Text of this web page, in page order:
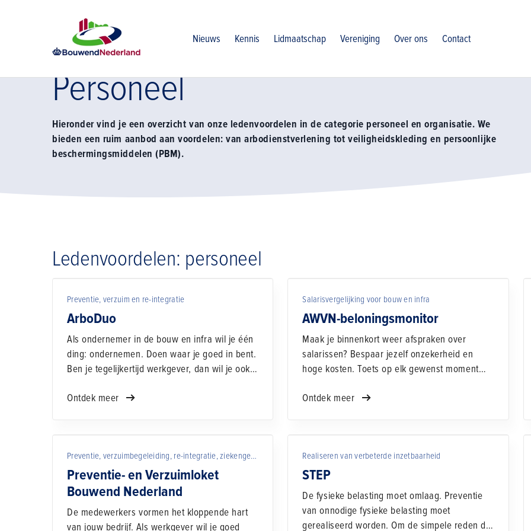
Nieuws Kennis Lidmaatschap Vereniging Over ons Contact
Lidmaatschap
Personeel
Hieronder vind je een overzicht van onze ledenvoordelen in de categorie personeel en organisatie. We
bieden een ruim aanbod aan voordelen: van arbodienstverlening tot veiligheidskleding en persoonlijke
beschermingsmiddelen (PBM).
Ledenvoordelen: personeel
Preventie, verzuim en re-integratie
ArboDuo
Als ondernemer in de bouw en infra wil je één
ding: ondernemen. Doen waar je goed in bent.
Ben je tegelijkertijd werkgever, dan wil je ook
en met plezier aan het werk zijn en blijven.
Ontdek meer
Salarisvergelijking voor bouw en infra
AWVN-beloningsmonitor
Maak je binnenkort weer afspraken over
salarissen? Bespaar jezelf onzekerheid en
hoge kosten. Toets op elk gewenst moment
AWVN-beloningsmonitor.
Ontdek meer
Preventie, verzuimbegeleiding, re-integratie, ziekengeld en zorg
Preventie- en Verzuimloket
Bouwend Nederland
De medewerkers vormen het kloppende hart
van jouw bedrijf. Als werkgever wil je goed
Realiseren van verbeterde inzetbaarheid
STEP
De fysieke belasting moet omlaag. Preventie
van onnodige fysieke belasting moet
gerealiseerd worden. Om de simpele reden dat